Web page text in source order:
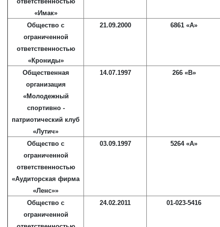
«Имак»
Общество с
ограниченной
ответственностью
«Крониды»
21.09.2000 6861 «А»
Общественная
организация
«Молодежный
спортивно -
патриотический клуб
«Лутич»
14.07.1997 266 «В»
Общество с
ограниченной
ответственностью
«Аудиторская фирма
«Ленс»»
03.09.1997 5264 «А»
Общество с
ограниченной
24.02.2011 01-023-5416